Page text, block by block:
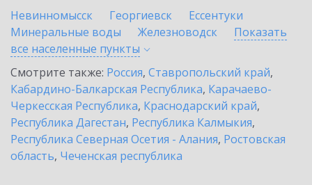
Невинномысск
Георгиевск
Ессентуки
Минеральные воды
Железноводск
Показать
все населенные пункты
Смотрите также: Россия, Ставропольский край,
Кабардино-Балкарская Республика, Карачаево-
Черкесская Республика, Краснодарский край,
Республика Дагестан, Республика Калмыкия,
Республика Северная Осетия - Алания, Ростовская
область, Чеченская республика